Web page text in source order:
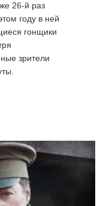
26-й раз
году в ней
гонщики
зрители